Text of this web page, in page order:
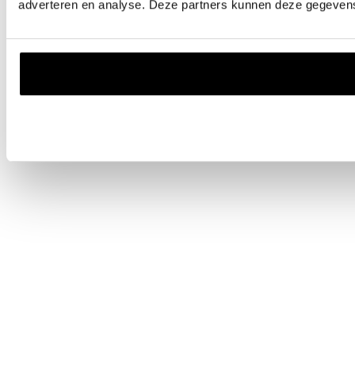
adverteren en analyse. Deze partners kunnen deze